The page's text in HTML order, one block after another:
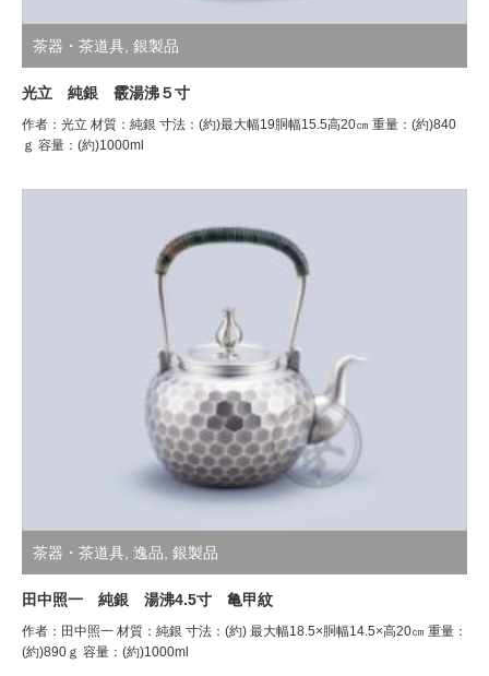
茶器・茶道具 銀製品
光立 純銀 霰湯沸５寸
作者：光立 材質：純銀 寸法：(約)最大幅19胴幅15.5高20㎝ 重量：(約)840
ｇ 容量：(約)1000ml
茶器・茶道具 逸品 銀製品
田中照一 純銀 湯沸4.5寸 亀甲紋
作者：田中照一 材質：純銀 寸法：(約) 最大幅18.5×胴幅14.5×高20㎝ 重量：
(約)890ｇ 容量：(約)1000ml